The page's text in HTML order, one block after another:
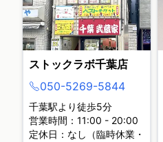
ストックラボ千葉店
050-5269-5844
千葉駅より徒歩5分
営業時間：11:00 - 20:00
定休日：なし（臨時休業・